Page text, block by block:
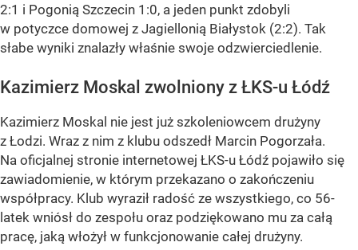
2:1 i Pogonią Szczecin 1:0, a jeden punkt zdobyli
w potyczce domowej z Jagiellonią Białystok (2:2). Tak
słabe wyniki znalazły właśnie swoje odzwierciedlenie.
Kazimierz Moskal zwolniony z ŁKS-u Łódź
Kazimierz Moskal nie jest już szkoleniowcem drużyny
z Łodzi. Wraz z nim z klubu odszedł Marcin Pogorzała.
Na oficjalnej stronie internetowej ŁKS-u Łódź pojawiło się
zawiadomienie, w którym przekazano o zakończeniu
współpracy. Klub wyraził radość ze wszystkiego, co 56-
latek wniósł do zespołu oraz podziękowano mu za całą
pracę, jaką włożył w funkcjonowanie całej drużyny.